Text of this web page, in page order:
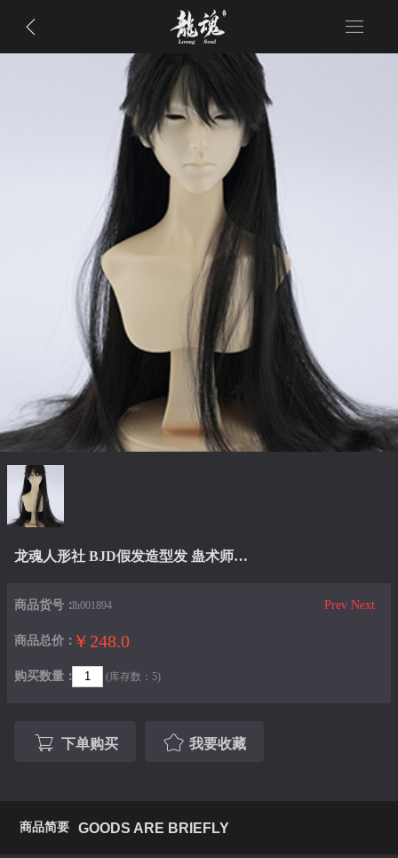
龙魂人形社 BJD假发造型发 蛊术师同款LHWG3-S0044
Prev Next
商品货号：lh001894
商品总价： ￥248.0
购买数量： (库存数：5)
下单购买 我要收藏
商品简要 GOODS ARE BRIEFLY